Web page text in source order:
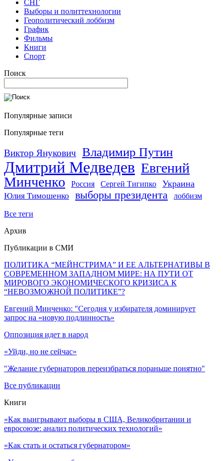
СНГ
Выборы и политтехнологии
Геополитический лоббизм
График
Фильмы
Книги
Спорт
Поиск
Популярные записи
Популярные теги
Виктор Янукович Владимир Путин
Дмитрий Медведев Евгений
Минченко
Россия Сергей Тигипко Украина
Юлия Тимошенко выборы президента лоббизм
Все теги
Архив
Публикации в СМИ
ПОЛИТИКА “МЕЙНСТРИМА” И ЕЕ АЛЬТЕРНАТИВЫ В
СОВРЕМЕННОМ ЗАПАДНОМ МИРЕ: НА ПУТИ ОТ
МИРОВОГО ЭКОНОМИЧЕСКОГО КРИЗИСА К
“НЕВОЗМОЖНОЙ ПОЛИТИКЕ”?
Евгений Минченко: "Сегодня у избирателя доминирует
запрос на «новую подлинность»
Оппозиция идет в народ
«Уйди, но не сейчас»
"Желание губернаторов переизбраться пораньше понятно"
Все публикации
Книги
«Как выигрывают выборы в США, Великобритании и
евросоюзе: анализ политических технологий»
«Как стать и остаться губернатором»